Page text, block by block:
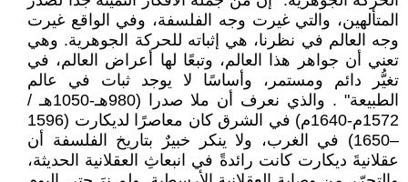
المتألهين، والتي غيرت وجه الفلسفة، وفي الواقع غيرت
وجه العالم في نظرنا، هي إثباته للحركة الجوهرية. وهي
تعني أن جواهر هذا العالم، وتبعًا لها أعراض العالم، في
تغيُّر دائم ومستمر، وأساسًا لا يوجد ثبات في عالم
الطبيعة" . والذي نعرف أن ملا صدرا (980هـ-1050هـ /
1572م-1640م) في الشرق كان معاصرًا لديكارت (1596
–1650) في الغرب، ولا ينكر خبيرٌ بتاريخ الفلسفة أن
عقلانيةَ ديكارت كانت رائدةً في انبعاثِ العقلانية الحديثة،